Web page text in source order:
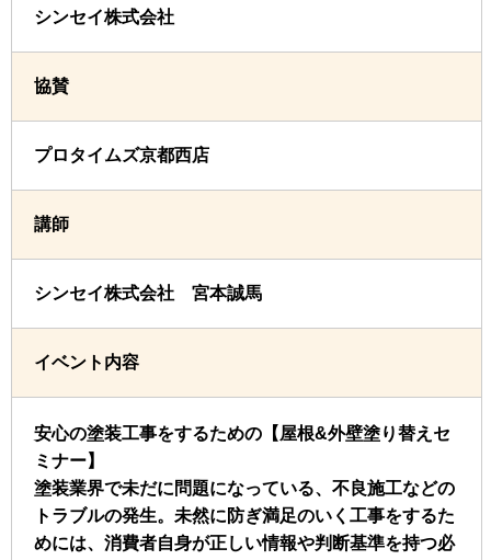
シンセイ株式会社
協賛
プロタイムズ京都西店
講師
シンセイ株式会社 宮本誠馬
イベント内容
安心の塗装工事をするための【屋根&外壁塗り替えセ
ミナー】
塗装業界で未だに問題になっている、不良施工などの
トラブルの発生。未然に防ぎ満足のいく工事をするた
めには、消費者自身が正しい情報や判断基準を持つ必